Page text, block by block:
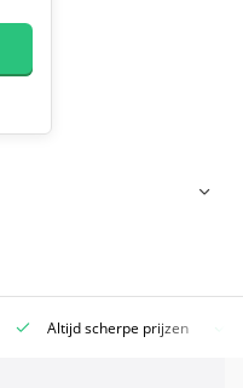
Altijd scherpe prijzen